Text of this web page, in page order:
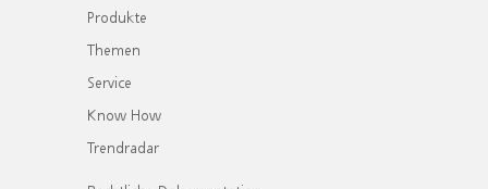
Produkte
Themen
Service
Know How
Trendradar